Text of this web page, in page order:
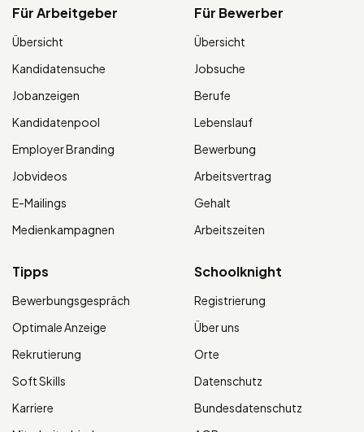
Für Arbeitgeber
Übersicht
Kandidatensuche
Jobanzeigen
Kandidatenpool
Employer Branding
Jobvideos
E-Mailings
Medienkampagnen
Für Bewerber
Übersicht
Jobsuche
Berufe
Lebenslauf
Bewerbung
Arbeitsvertrag
Gehalt
Arbeitszeiten
Tipps
Bewerbungsgespräch
Optimale Anzeige
Rekrutierung
Soft Skills
Karriere
Schoolknight
Registrierung
Über uns
Orte
Datenschutz
Bundesdatenschutz